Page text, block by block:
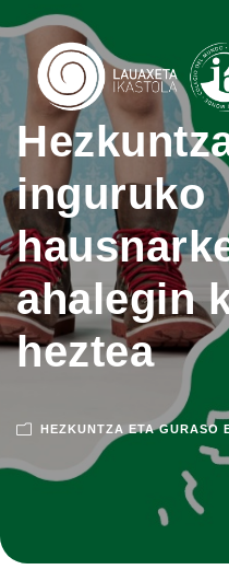
inguruko
ahalegin
heztea
HEZKUNTZA ETA GURASO